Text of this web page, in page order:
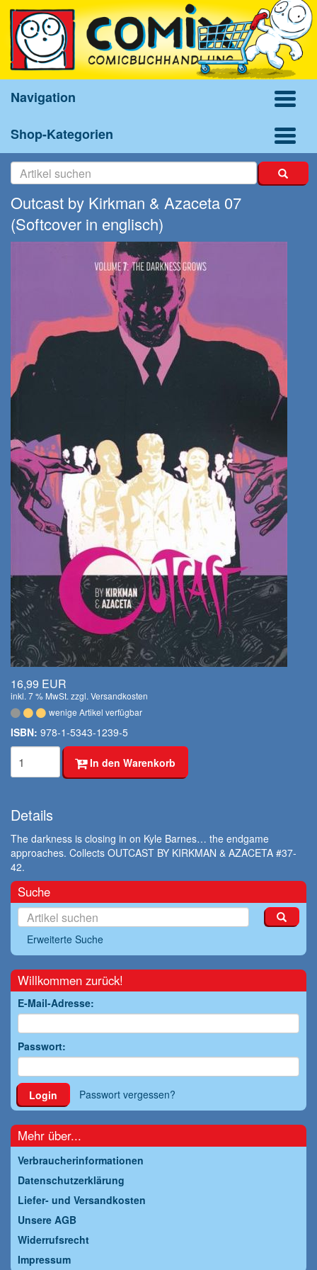
Navigation
Shop-Kategorien
Outcast by Kirkman & Azaceta 07
(Softcover in englisch)
16,99 EUR
inkl. 7 % MwSt. zzgl. Versandkosten
wenige Artikel verfügbar
ISBN: 978-1-5343-1239-5
In den Warenkorb
Details
The darkness is closing in on Kyle Barnes… the endgame
approaches. Collects OUTCAST BY KIRKMAN & AZACETA #37-
42.
Suche
Erweiterte Suche
Willkommen zurück!
E-Mail-Adresse:
Passwort:
Login Passwort vergessen?
Mehr über...
Verbraucherinformationen
Datenschutzerklärung
Liefer- und Versandkosten
Unsere AGB
Widerrufsrecht
Impressum